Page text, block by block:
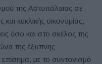
της Αστυπάλαιας σε
και κυκλικής οικονομίας,
όσο και στο σκέλος της
της έξυπνης
επίσημα, με το συντονισμό